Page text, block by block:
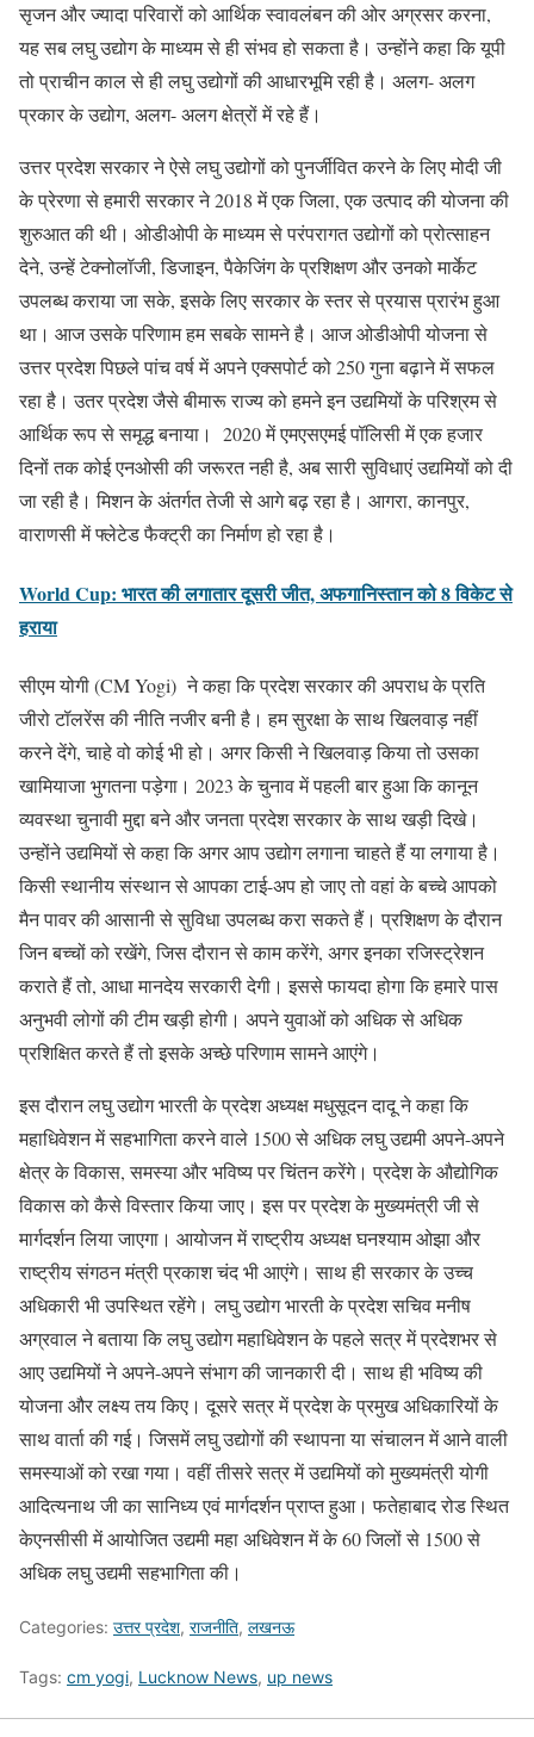
सृजन और ज्यादा परिवारों को आर्थिक स्वावलंबन की ओर अग्रसर करना,
यह सब लघु उद्योग के माध्यम से ही संभव हो सकता है। उन्होंने कहा कि यूपी
तो प्राचीन काल से ही लघु उद्योगों की आधारभूमि रही है। अलग- अलग
प्रकार के उद्योग, अलग- अलग क्षेत्रों में रहे हैं।
उत्तर प्रदेश सरकार ने ऐसे लघु उद्योगों को पुनर्जीवित करने के लिए मोदी जी
के प्रेरणा से हमारी सरकार ने 2018 में एक जिला, एक उत्पाद की योजना की
शुरुआत की थी। ओडीओपी के माध्यम से परंपरागत उद्योगों को प्रोत्साहन
देने, उन्हें टेक्नोलॉजी, डिजाइन, पैकेजिंग के प्रशिक्षण और उनको मार्केट
उपलब्ध कराया जा सके, इसके लिए सरकार के स्तर से प्रयास प्रारंभ हुआ
था। आज उसके परिणाम हम सबके सामने है। आज ओडीओपी योजना से
उत्तर प्रदेश पिछले पांच वर्ष में अपने एक्सपोर्ट को 250 गुना बढ़ाने में सफल
रहा है। उतर प्रदेश जैसे बीमारू राज्य को हमने इन उद्यमियों के परिश्रम से
आर्थिक रूप से समृद्ध बनाया। 2020 में एमएसएमई पॉलिसी में एक हजार
दिनों तक कोई एनओसी की जरूरत नही है, अब सारी सुविधाएं उद्यमियों को दी
जा रही है। मिशन के अंतर्गत तेजी से आगे बढ़ रहा है। आगरा, कानपुर,
वाराणसी में फ्लेटेड फैक्ट्री का निर्माण हो रहा है।
World Cup: भारत की लगातार दूसरी जीत, अफगानिस्तान को 8 विकेट से
हराया
सीएम योगी (CM Yogi) ने कहा कि प्रदेश सरकार की अपराध के प्रति
जीरो टॉलरेंस की नीति नजीर बनी है। हम सुरक्षा के साथ खिलवाड़ नहीं
करने देंगे, चाहे वो कोई भी हो। अगर किसी ने खिलवाड़ किया तो उसका
खामियाजा भुगतना पड़ेगा। 2023 के चुनाव में पहली बार हुआ कि कानून
व्यवस्था चुनावी मुद्दा बने और जनता प्रदेश सरकार के साथ खड़ी दिखे।
उन्होंने उद्यमियों से कहा कि अगर आप उद्योग लगाना चाहते हैं या लगाया है।
किसी स्थानीय संस्थान से आपका टाई-अप हो जाए तो वहां के बच्चे आपको
मैन पावर की आसानी से सुविधा उपलब्ध करा सकते हैं। प्रशिक्षण के दौरान
जिन बच्चों को रखेंगे, जिस दौरान से काम करेंगे, अगर इनका रजिस्ट्रेशन
कराते हैं तो, आधा मानदेय सरकारी देगी। इससे फायदा होगा कि हमारे पास
अनुभवी लोगों की टीम खड़ी होगी। अपने युवाओं को अधिक से अधिक
प्रशिक्षित करते हैं तो इसके अच्छे परिणाम सामने आएंगे।
इस दौरान लघु उद्योग भारती के प्रदेश अध्यक्ष मधुसूदन दादू ने कहा कि
महाधिवेशन में सहभागिता करने वाले 1500 से अधिक लघु उद्यमी अपने-अपने
क्षेत्र के विकास, समस्या और भविष्य पर चिंतन करेंगे। प्रदेश के औद्योगिक
विकास को कैसे विस्तार किया जाए। इस पर प्रदेश के मुख्यमंत्री जी से
मार्गदर्शन लिया जाएगा। आयोजन में राष्ट्रीय अध्यक्ष घनश्याम ओझा और
राष्ट्रीय संगठन मंत्री प्रकाश चंद भी आएंगे। साथ ही सरकार के उच्च
अधिकारी भी उपस्थित रहेंगे। लघु उद्योग भारती के प्रदेश सचिव मनीष
अग्रवाल ने बताया कि लघु उद्योग महाधिवेशन के पहले सत्र में प्रदेशभर से
आए उद्यमियों ने अपने-अपने संभाग की जानकारी दी। साथ ही भविष्य की
योजना और लक्ष्य तय किए। दूसरे सत्र में प्रदेश के प्रमुख अधिकारियों के
साथ वार्ता की गई। जिसमें लघु उद्योगों की स्थापना या संचालन में आने वाली
समस्याओं को रखा गया। वहीं तीसरे सत्र में उद्यमियों को मुख्यमंत्री योगी
आदित्यनाथ जी का सानिध्य एवं मार्गदर्शन प्राप्त हुआ। फतेहाबाद रोड स्थित
केएनसीसी में आयोजित उद्यमी महा अधिवेशन में के 60 जिलों से 1500 से
अधिक लघु उद्यमी सहभागिता की।
Categories: उत्तर प्रदेश, राजनीति, लखनऊ
Tags: cm yogi, Lucknow News, up news